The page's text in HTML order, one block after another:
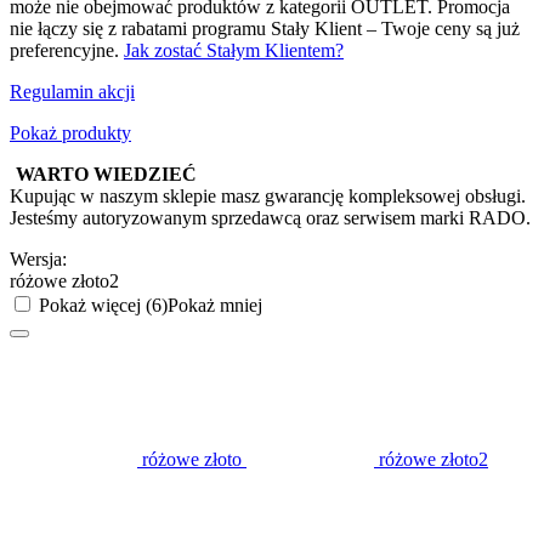
może nie obejmować produktów z kategorii OUTLET. Promocja
nie łączy się z rabatami programu Stały Klient – Twoje ceny są już
preferencyjne. Jak zostać Stałym Klientem?
Regulamin akcji
Pokaż produkty
WARTO WIEDZIEĆ
Kupując w naszym sklepie masz gwarancję kompleksowej obsługi.
Jesteśmy autoryzowanym sprzedawcą oraz serwisem marki RADO.
Wersja:
różowe złoto2
Pokaż więcej (6)Pokaż mniej
różowe złoto różowe złoto2